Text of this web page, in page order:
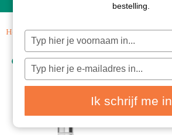
Home/ Ingrediënten / Provitamine B5
bestelling.
Typ
naam
in
Typ
e-
mailadres
Ik schrijf me in